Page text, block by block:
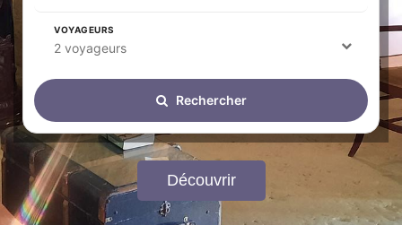
VOYAGEURS
2 voyageurs
Rechercher
Découvrir